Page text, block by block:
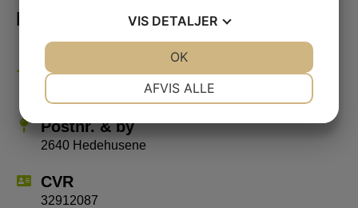
Hedehusene Idræts Forening
Adresser
Se alle adresserne her
Postnr. & by
2640 Hedehusene
CVR
32912087
VIS DETALJER
MARKETING
AFVIS ALLE
OK